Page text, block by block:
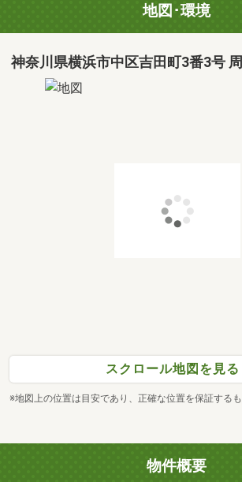
地図･環境
神奈川県横浜市中区吉田町3番3号
スクロール地図を見る
※地図上の位置は目安であり、正確な位置を保証するも
物件概要